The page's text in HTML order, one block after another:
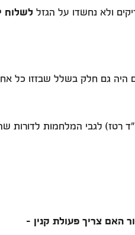
ולא נחשדו על הגזל לשלוח
גם חלק בשלל שבזזו כל
רטז) לגבי המלחמות לדורות
האם צריך פעולת קנין –